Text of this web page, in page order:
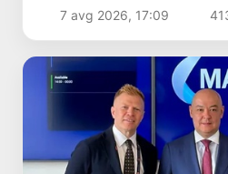
7 avg 2026, 17:09